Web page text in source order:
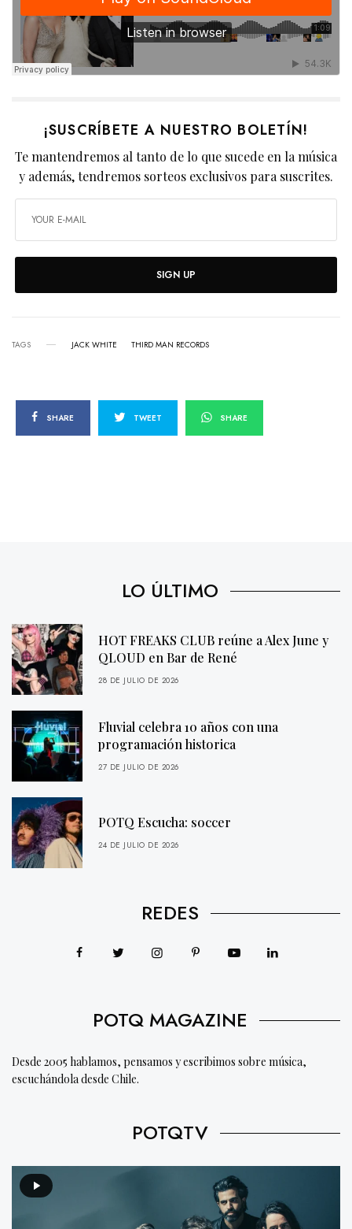
¡SUSCRÍBETE A NUESTRO BOLETÍN!
Te mantendremos al tanto de lo que sucede en la música
y además, tendremos sorteos exclusivos para suscrites.
SIGN UP
TAGS JACK WHITE THIRD MAN RECORDS
SHARE TWEET SHARE
LO ÚLTIMO
HOT FREAKS CLUB reúne a Alex June y
QLOUD en Bar de René
28 DE JULIO DE 2026
Fluvial celebra 10 años con una
programación historica
27 DE JULIO DE 2026
POTQ Escucha: soccer
24 DE JULIO DE 2026
REDES
POTQ MAGAZINE
Desde 2005 hablamos, pensamos y escribimos sobre música,
escuchándola desde Chile.
POTQTV